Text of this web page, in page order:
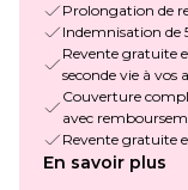
Prolongation de
Indemnisation de
Revente gratuite
seconde vie à vos
Couverture
avec
Revente gratuite
En savoir plus